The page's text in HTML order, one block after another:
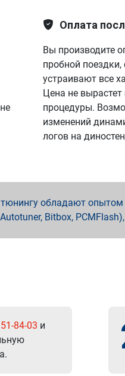
Оплата
Вы производите
пробной поездки,
устраивают все
Цена не вырастет
процедуры.
изменений
логов на
обладают
Bitbox,
84-03 и